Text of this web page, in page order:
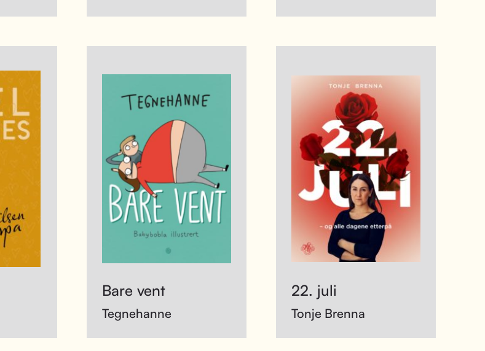
Bare vent
Tegnehanne
22. juli
Tonje Brenna